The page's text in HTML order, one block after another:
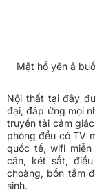
Mặt hồ yên ả
Nội thất tại đây
đại, đáp ứng mọi
truyền tải cảm
phòng đều có TV
quốc tế, wifi
cân, két sắt,
choàng, bồn tắm
sinh.